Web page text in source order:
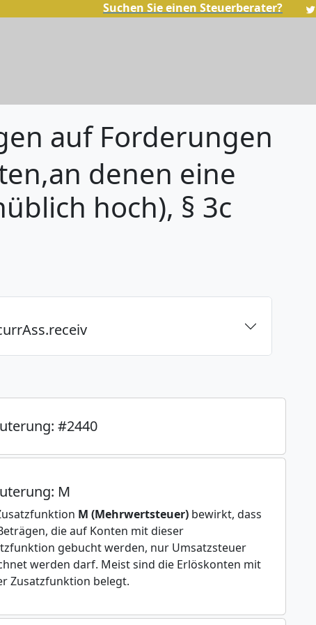
Suchen Sie einen Steuerberater?
auf Forderungen
denen eine
hoch), § 3c
#2440
M
M (Mehrwertsteuer) bewirkt, dass
die auf Konten mit dieser
gebucht werden, nur Umsatzsteuer
werden darf. Meist sind die Erlöskonten mit
Zusatzfunktion belegt.